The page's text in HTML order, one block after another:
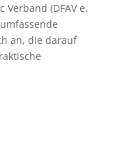
Verband (DFAV e.
an, die darauf